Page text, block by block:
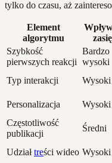
tylko do czasu, aż
Element
algorytmu
Szybkość
pierwszych reakcji
Bardzo
wysoki
Typ interakcji Wysoki
Personalizacja
Wysoki
Częstotliwość
publikacji
Średni
Udziałtreści wideo Wysoki